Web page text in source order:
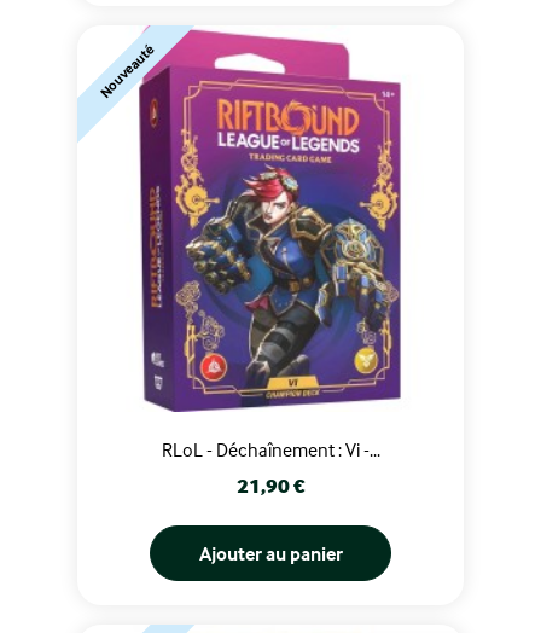
RLoL - Déchaînement : Vi -...
Prix
21,90 €
Ajouter au panier
Nouveauté